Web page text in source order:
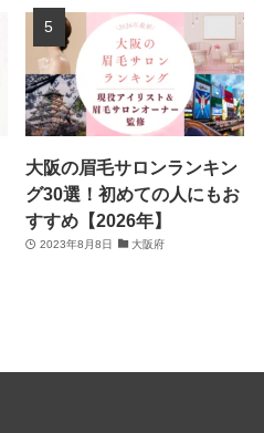
大阪の眉毛サロンランキン
グ30選！初めての人にもお
すすめ【2026年】
2023年8月8日 大阪府